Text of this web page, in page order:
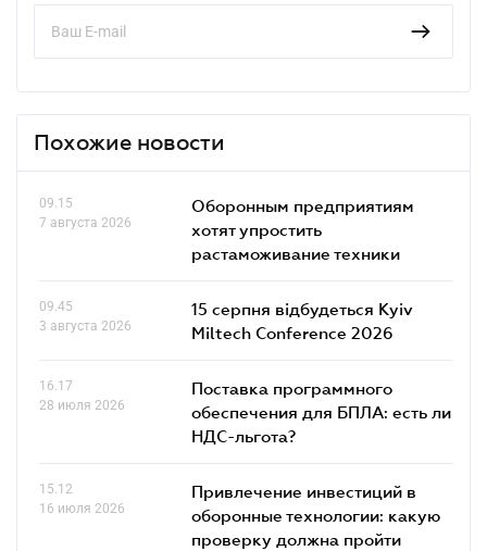
Похожие новости
09.15
7 августа 2026
Оборонным предприятиям
хотят упростить
растаможивание техники
09.45
3 августа 2026
15 серпня відбудеться Kyiv
Miltech Conference 2026
16.17
28 июля 2026
Поставка программного
обеспечения для БПЛА: есть ли
НДС-льгота?
15.12
16 июля 2026
Привлечение инвестиций в
оборонные технологии: какую
проверку должна пройти